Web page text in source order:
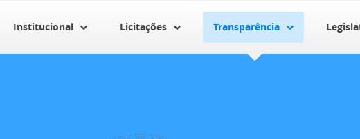
Institucional Licitações Transparência